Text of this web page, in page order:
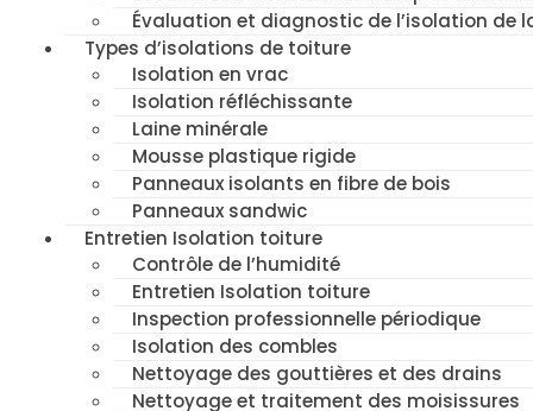
Évaluation et diagnostic de l’isolation de
Types d’isolations de toiture
Isolation en vrac
Isolation réfléchissante
Laine minérale
Mousse plastique rigide
Panneaux isolants en fibre de bois
Panneaux sandwic
Entretien Isolation toiture
Contrôle de l’humidité
Entretien Isolation toiture
Inspection professionnelle périodique
Isolation des combles
Nettoyage des gouttières et des drains
Nettoyage et traitement des moisissures